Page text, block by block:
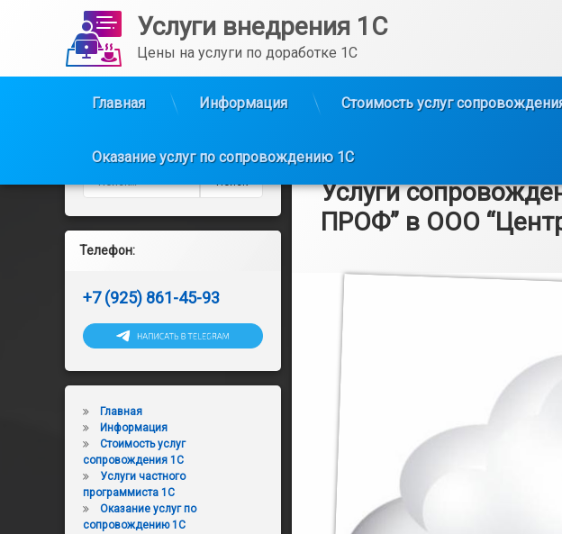
Услуги внедрения 1С
Цены на услуги по доработке 1С
Главная Информация Стоимость услуг
Оказание услуг по сопровождению 1С
Услуги
ПРОФ” в ООО
Телефон:
+7 (925) 861-45-93
Главная
Информация
Стоимость услуг
сопровождения 1С
Услуги частного
программиста 1С
Оказание услуг по
сопровождению 1С